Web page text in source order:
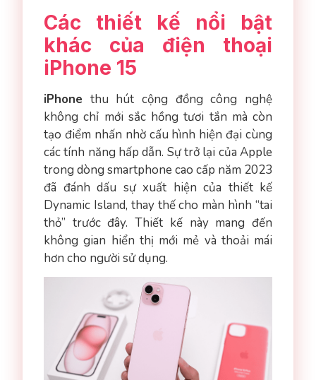
Các thiết kế nổi bật
khác của điện thoại
iPhone 15
iPhone thu hút cộng đồng công nghệ
không chỉ mới sắc hồng tươi tắn mà còn
tạo điểm nhấn nhờ cấu hình hiện đại cùng
các tính năng hấp dẫn. Sự trở lại của Apple
trong dòng smartphone cao cấp năm 2023
đã đánh dấu sự xuất hiện của thiết kế
Dynamic Island, thay thế cho màn hình “tai
thỏ” trước đây. Thiết kế này mang đến
không gian hiển thị mới mẻ và thoải mái
hơn cho người sử dụng.